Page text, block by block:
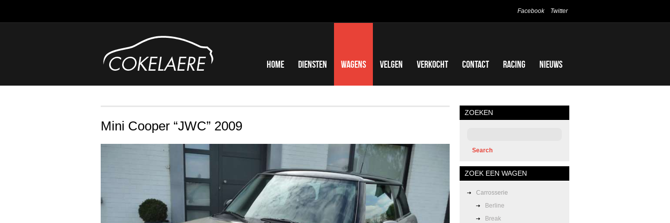
Home Diensten Wagens Velgen Verkocht Contact Racing Nieuws
Facebook Twitter
Mini Cooper “JWC” 2009
ZOEKEN
ZOEK EEN WAGEN
Carrosserie
Berline
Break